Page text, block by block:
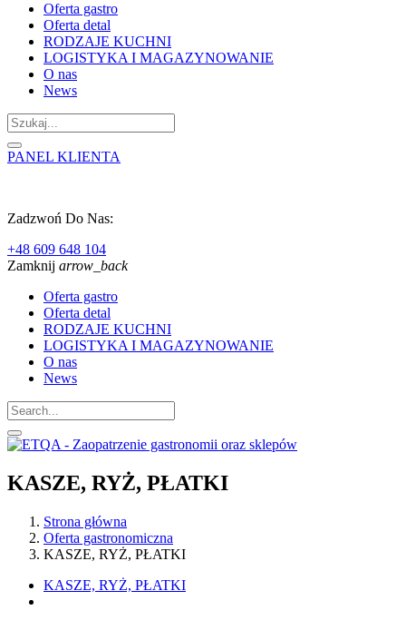
Oferta gastro
Oferta detal
RODZAJE KUCHNI
LOGISTYKA I MAGAZYNOWANIE
O nas
News
PANEL KLIENTA
Zadzwoń Do Nas:
+48 609 648 104
Zamknij arrow_back
Oferta gastro
Oferta detal
RODZAJE KUCHNI
LOGISTYKA I MAGAZYNOWANIE
O nas
News
KASZE, RYŻ, PŁATKI
Strona główna
Oferta gastronomiczna
KASZE, RYŻ, PŁATKI
KASZE, RYŻ, PŁATKI